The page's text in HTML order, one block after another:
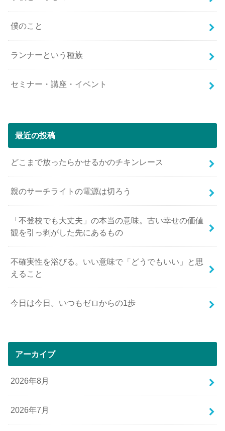
僕のこと
ランナーという種族
セミナー・講座・イベント
最近の投稿
どこまで放ったらかせるかのチキンレース
親のサーチライトの電源は切ろう
「不登校でも大丈夫」の本当の意味。古い幸せの価値
観を引っ剥がした先にあるもの
不確実性を浴びる。いい意味で「どうでもいい」と思
えること
今日は今日。いつもゼロからの1歩
アーカイブ
2026年8月
2026年7月